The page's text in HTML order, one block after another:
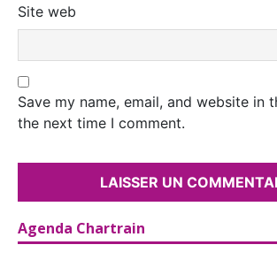
Site web
Save my name, email, and website in
the next time I comment.
Agenda Chartrain